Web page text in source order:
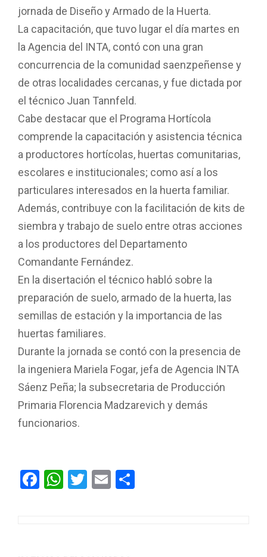
jornada de Diseño y Armado de la Huerta.
La capacitación, que tuvo lugar el día martes en
la Agencia del INTA, contó con una gran
concurrencia de la comunidad saenzpeñense y
de otras localidades cercanas, y fue dictada por
el técnico Juan Tannfeld.
Cabe destacar que el Programa Hortícola
comprende la capacitación y asistencia técnica
a productores hortícolas, huertas comunitarias,
escolares e institucionales; como así a los
particulares interesados en la huerta familiar.
Además, contribuye con la facilitación de kits de
siembra y trabajo de suelo entre otras acciones
a los productores del Departamento
Comandante Fernández.
En la disertación el técnico habló sobre la
preparación de suelo, armado de la huerta, las
semillas de estación y la importancia de las
huertas familiares.
Durante la jornada se contó con la presencia de
la ingeniera Mariela Fogar, jefa de Agencia INTA
Sáenz Peña; la subsecretaria de Producción
Primaria Florencia Madzarevich y demás
funcionarios.
F
W T
E